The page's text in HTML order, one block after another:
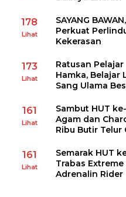
178
Lihat
SAYANG
Perkuat
Kekerasan
173
Lihat
Ratusan
Hamka, Belajar
Sang Ulama
161
Lihat
Sambut HUT
Agam dan
Ribu Butir Telur
161
Lihat
Semarak HUT
Trabas
Adrenalin Rider